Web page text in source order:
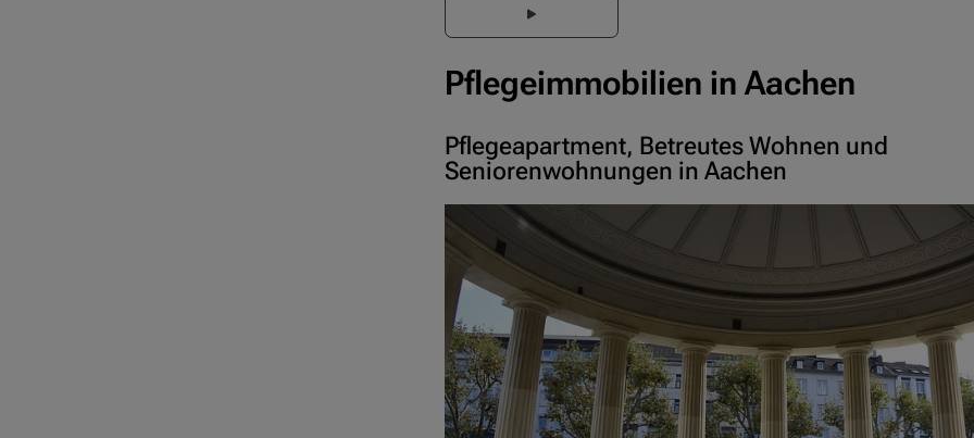
Pflegeimmobilien in Aachen
Pflegeapartment, Betreutes Wohnen und
Seniorenwohnungen in Aachen